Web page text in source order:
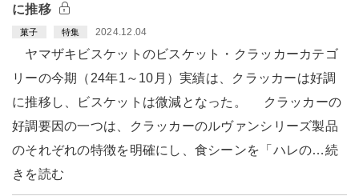
に推移
菓子 特集 2024.12.04
ヤマザキビスケットのビスケット・クラッカーカテゴ
リーの今期（24年1～10月）実績は、クラッカーは好調
に推移し、ビスケットは微減となった。 クラッカーの
好調要因の一つは、クラッカーのルヴァンシリーズ製品
のそれぞれの特徴を明確にし、食シーンを「ハレの…続
きを読む